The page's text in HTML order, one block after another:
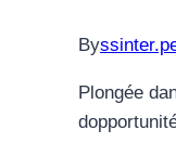
By
Plongée